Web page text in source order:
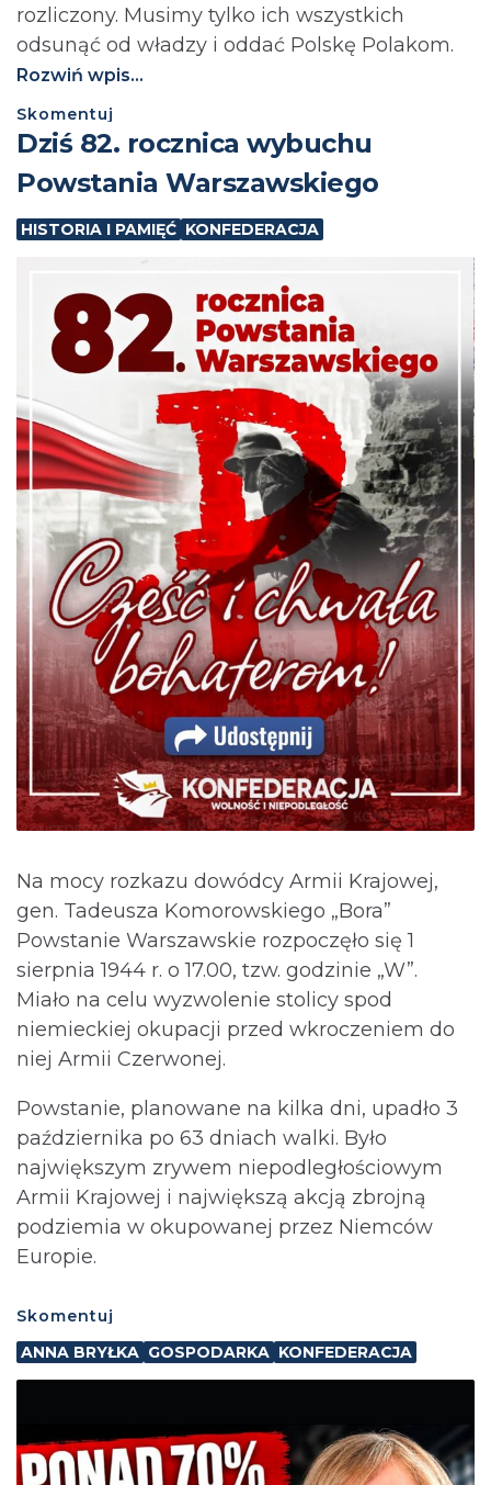
rozliczony. Musimy tylko ich wszystkich
odsunąć od władzy i oddać Polskę Polakom.
Rozwiń wpis...
Skomentuj
Dziś 82. rocznica wybuchu
Powstania Warszawskiego
HISTORIA I PAMIĘĆ KONFEDERACJA
Na mocy rozkazu dowódcy Armii Krajowej,
gen. Tadeusza Komorowskiego „Bora”
Powstanie Warszawskie rozpoczęło się 1
sierpnia 1944 r. o 17.00, tzw. godzinie „W”.
Miało na celu wyzwolenie stolicy spod
niemieckiej okupacji przed wkroczeniem do
niej Armii Czerwonej.
Powstanie, planowane na kilka dni, upadło 3
października po 63 dniach walki. Było
największym zrywem niepodległościowym
Armii Krajowej i największą akcją zbrojną
podziemia w okupowanej przez Niemców
Europie.
Skomentuj
ANNA BRYŁKA GOSPODARKA KONFEDERACJA